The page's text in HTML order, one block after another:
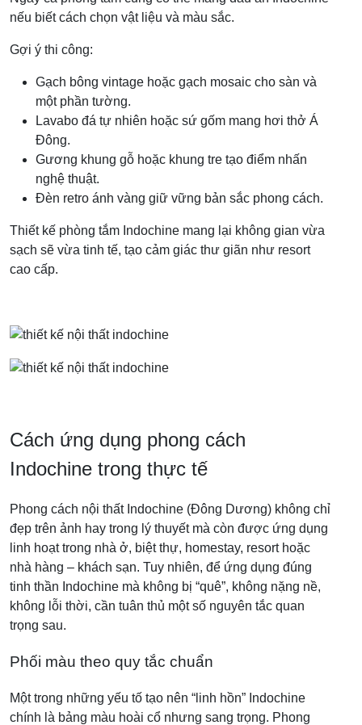
nếu biết cách chọn vật liệu và màu sắc.
Gợi ý thi công:
Gạch bông vintage hoặc gạch mosaic cho sàn và
một phần tường.
Lavabo đá tự nhiên hoặc sứ gốm mang hơi thở Á
Đông.
Gương khung gỗ hoặc khung tre tạo điểm nhấn
nghệ thuật.
Đèn retro ánh vàng giữ vững bản sắc phong cách.
Thiết kế phòng tắm Indochine mang lại không gian vừa
sạch sẽ vừa tinh tế, tạo cảm giác thư giãn như resort
cao cấp.
Cách ứng dụng phong cách
Indochine trong thực tế
Phong cách nội thất Indochine (Đông Dương) không chỉ
đẹp trên ảnh hay trong lý thuyết mà còn được ứng dụng
linh hoạt trong nhà ở, biệt thự, homestay, resort hoặc
nhà hàng – khách sạn. Tuy nhiên, để ứng dụng đúng
tinh thần Indochine mà không bị “quê”, không nặng nề,
không lỗi thời, cần tuân thủ một số nguyên tắc quan
trọng sau.
Phối màu theo quy tắc chuẩn
Một trong những yếu tố tạo nên “linh hồn” Indochine
chính là bảng màu hoài cổ nhưng sang trọng. Phong